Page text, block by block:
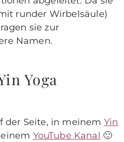
runder Wirbelsäule)
sie zur
Namen.
Yoga
der Seite, in meinem Yin
YouTube Kanal 🙂